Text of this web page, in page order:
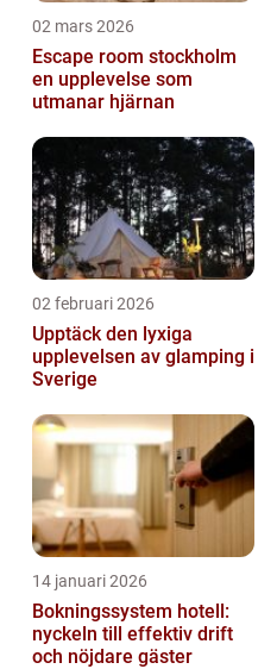
02 mars 2026
Escape room stockholm
en upplevelse som
utmanar hjärnan
02 februari 2026
Upptäck den lyxiga
upplevelsen av glamping i
Sverige
14 januari 2026
Bokningssystem hotell:
nyckeln till effektiv drift
och nöjdare gäster